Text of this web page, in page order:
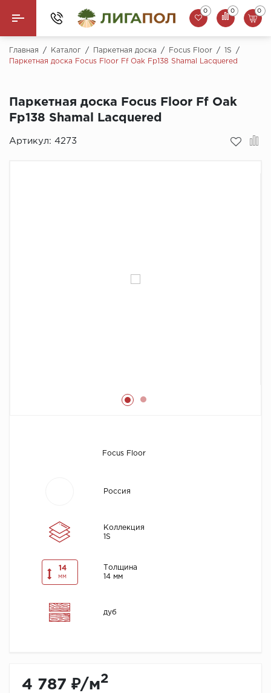
Назад
Кварцвинил (LVT)
0 0 0
Главная / Каталог / Паркетная доска / Focus Floor / 1S
/
Паркетная доска Focus Floor Ff Oak Fp138 Shamal Lacquered
Паркетная доска Focus Floor Ff Oak
Fp138 Shamal Lacquered
Артикул: 4273
Focus Floor
Россия
Коллекция
1S
14
мм
Толщина
14 мм
дуб
4 787 ₽/м2